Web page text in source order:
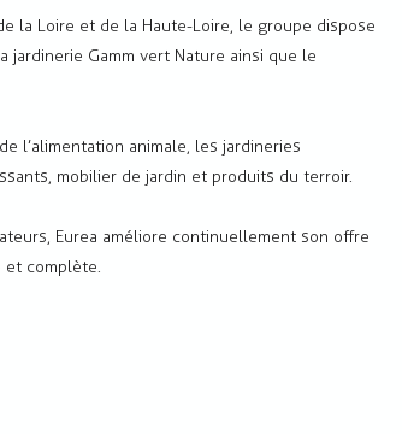
la Loire et de la Haute-Loire, le groupe dispose
jardinerie Gamm vert Nature ainsi que le
l’alimentation animale, les jardineries
mobilier de jardin et produits du terroir.
Eurea améliore continuellement son offre
complète.